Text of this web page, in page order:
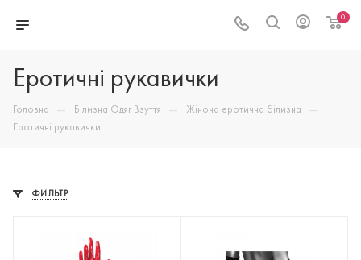
0
Еротичні рукавички
Головна — Білизна Одяг Взуття — Жіноча еротична білизна —
Еротичні рукавички
ФИЛЬТР